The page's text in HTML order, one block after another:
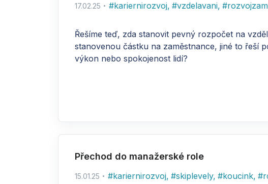
17.02.25 #kariernirozvoj, #vzdelavani, #
Řešíme teď, zda stanovit pevný rozpočet na
stanovenou částku na zaměstnance, jiné to řeší
výkon nebo spokojenost lidí?
Přechod do manažerské role
15.01.25 #kariernirozvoj, #skiplevely, #koucink, #